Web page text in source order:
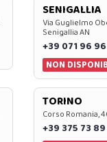
SENIGALLIA
Via Guglielmo
Senigallia AN
+39 071 96
NON
TORINO
Corso Romania,
+39 375 73